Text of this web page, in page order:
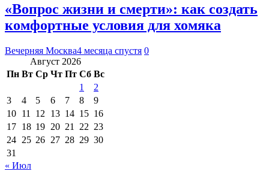
«Вопрос жизни и смерти»: как создать
комфортные условия для хомяка
Вечерняя Москва4 месяца спустя 0
Август 2026
Пн Вт Ср Чт Пт Сб Вс
1
2
3
4 5 6 7 8
9
10 11 12 13 14 15 16
17 18 19 20 21 22 23
24 25 26 27 28 29 30
31
« Июл